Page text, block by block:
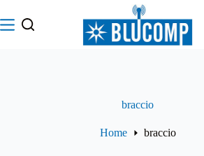
al
contenuto
braccio
Home braccio